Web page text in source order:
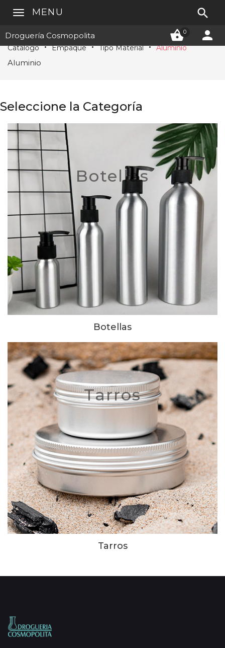
Droguería Cosmopolita 0 
MENU 
Catálogo Empaque Tipo Material Aluminio
Aluminio
Seleccione la Categoría
Botellas
Botellas
Tarros
Tarros